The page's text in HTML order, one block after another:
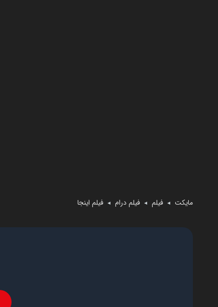
مایکت ◄ فیلم ◄ فیلم درام ◄ فیلم اینجا